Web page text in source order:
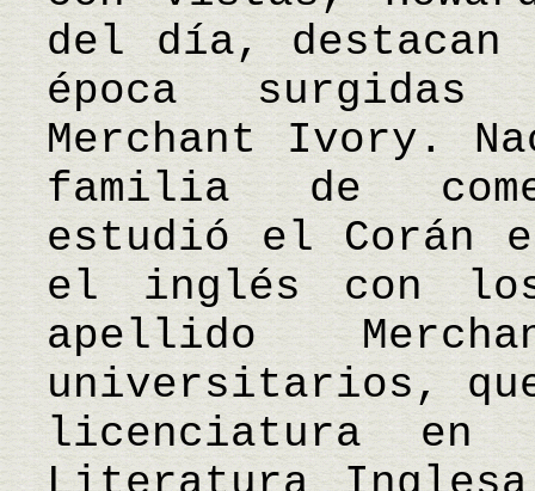
del día,
época
Merchant Ivory.
familia de
estudió el Corán
el inglés con
apellido
universitarios,
licenciatura en